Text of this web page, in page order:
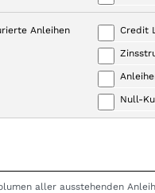
Anleihen Credit
Null-
aller ausstehenden